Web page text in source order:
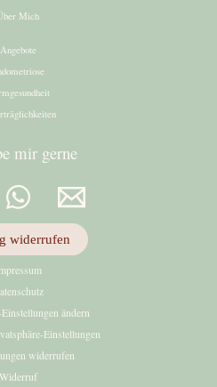
Mich
Angebote
mir gerne
widerrufen
ändern
Einstellungen
widerrufen
Widerruf